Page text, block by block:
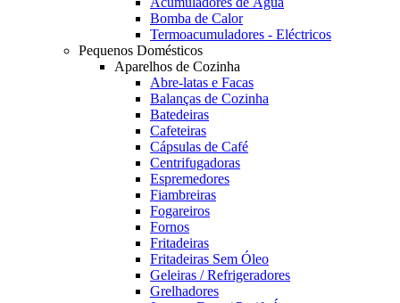
Bomba de Calor
Termoacumuladores - Eléctricos
Pequenos Domésticos
Aparelhos de Cozinha
Abre-latas e Facas
Balanças de Cozinha
Batedeiras
Cafeteiras
Cápsulas de Café
Centrifugadoras
Espremedores
Fiambreiras
Fogareiros
Fornos
Fritadeiras
Fritadeiras Sem Óleo
Geleiras / Refrigeradores
Grelhadores